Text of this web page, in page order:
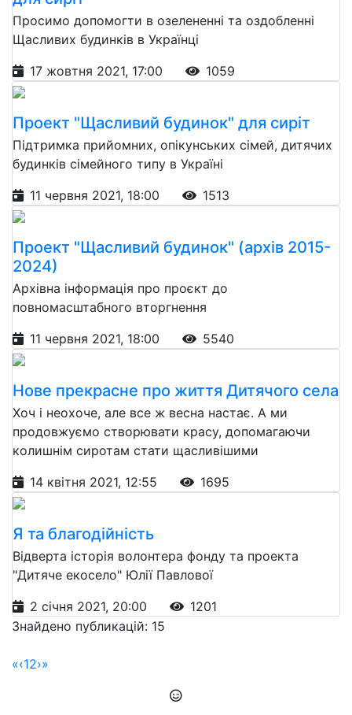
Просимо допомогти в озелененні та оздобленні
Щасливих будинків в Українці
17 жовтня 2021, 17:00
1059
Проект "Щасливий будинок" для сиріт
Підтримка прийомних, опікунських сімей, дитячих
будинків сімейного типу в Україні
11 червня 2021, 18:00
1513
Проект "Щасливий будинок" (архів 2015-
2024)
Архівна інформація про проєкт до
повномасштабного вторгнення
11 червня 2021, 18:00
5540
Нове прекрасне про життя Дитячого села
Хоч і неохоче, але все ж весна настає. А ми
продовжуємо створювати красу, допомагаючи
колишнім сиротам стати щасливішими
14 квітня 2021, 12:55
1695
Я та благодійність
Відверта історія волонтера фонду та проекта
"Дитяче екосело" Юлії Павлової
2 січня 2021, 20:00
1201
Знайдено публикацій: 15
«‹12›»